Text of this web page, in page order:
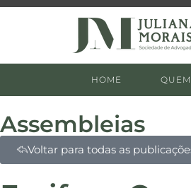
HOME
Assembleias
Voltar para todas as